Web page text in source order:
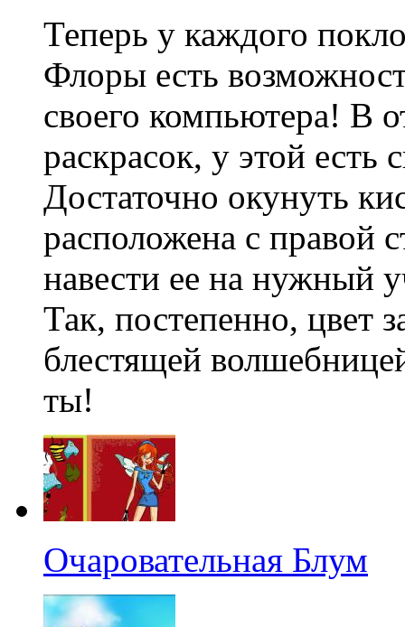
Теперь у каждого
Флоры есть
своего компьютера! В
раскрасок, у этой есть
Достаточно окунуть
расположена с правой
навести ее на нужный
Так, постепенно, цвет
блестящей
ты!
Очаровательная Блум